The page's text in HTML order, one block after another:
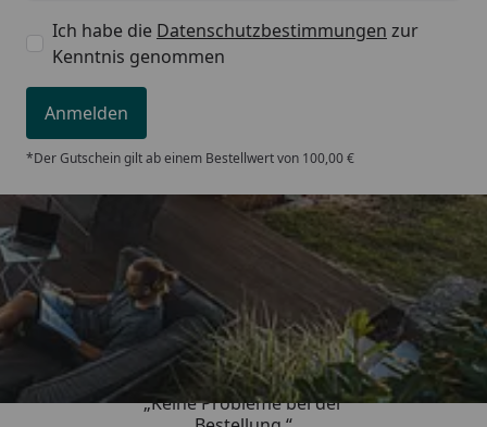
Ich habe die Datenschutzbestimmungen zur
Kenntnis genommen
Anmelden
*Der Gutschein gilt ab einem Bestellwert von 100,00 €
Trusted Shops
5,00/ 5
„Keine Probleme bei der